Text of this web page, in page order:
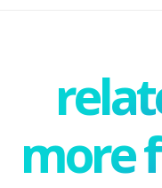
more